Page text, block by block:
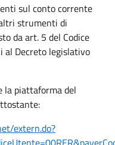
sul conto corrente
strumenti di
da art. 5 del Codice
al Decreto legislativo
la piattaforma del
extern.do?